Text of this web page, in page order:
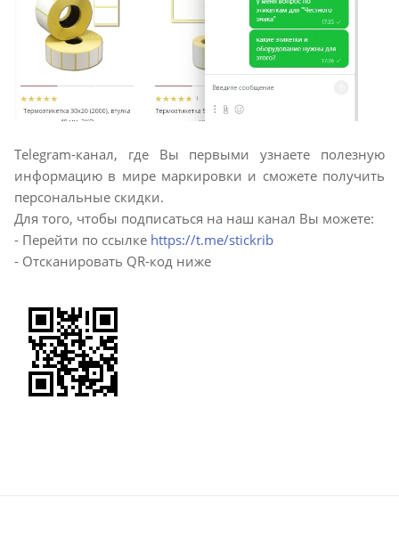
Telegram-канал, где Вы первыми узнаете полезную
информацию в мире маркировки и сможете получить
персональные скидки.
Для того, чтобы подписаться на наш канал Вы можете:
- Перейти по ссылке https://t.me/stickrib
- Отсканировать QR-код ниже